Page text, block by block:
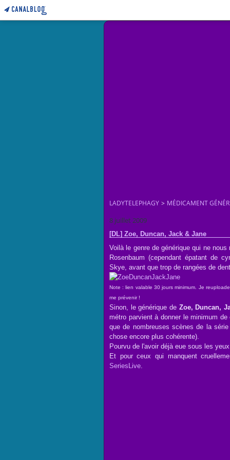
LADYTELEPHAGY > MÉDICAMENT
8 juillet 2009
[DL] Zoe, Duncan, Jack & Jane
Voilà le genre de générique qui ne
Rosenbaum (cependant épatant de
Skye, avant que trop de rangées de
Note : lien valable 30 jours minimum. Je
me prévenir !
Sinon, le générique de Zoe, Duncan,
métro parvient à donner le minimum
que de nombreuses scènes de la
chose encore plus cohérente).
Pourvu de l'avoir déjà eue sous les
Et pour ceux qui manquent
SeriesLive.